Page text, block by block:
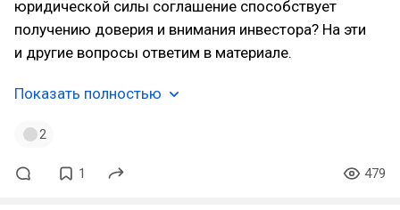
юридической силы соглашение способствует
получению доверия и внимания инвестора? На эти
и другие вопросы ответим в материале.
Показать полностью
2
1 479